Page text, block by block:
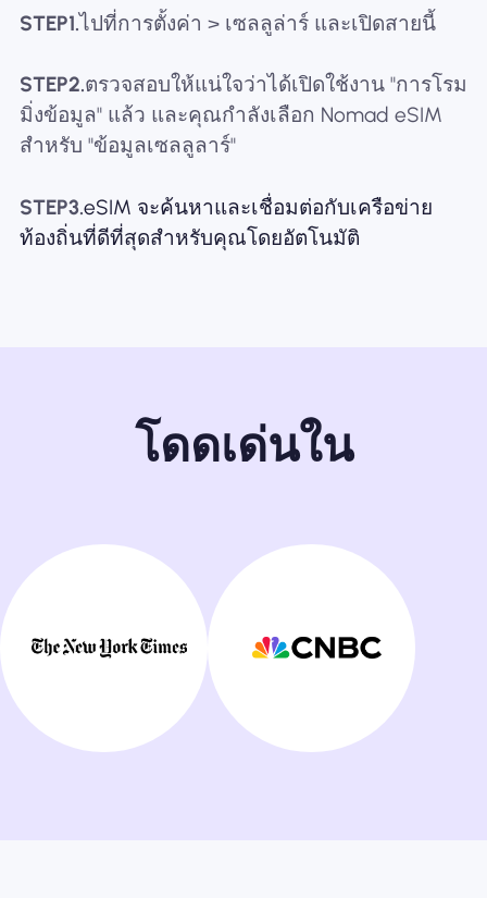
STEP1.ไปที่การตั้งค่า > เซลลูล่าร์ และเปิดสายนี้
STEP2.ตรวจสอบให้แน่ใจว่าได้เปิดใช้งาน "การโรม
มิ่งข้อมูล" แล้ว และคุณกำลังเลือก Nomad eSIM
สำหรับ "ข้อมูลเซลลูลาร์"
STEP3.eSIM จะค้นหาและเชื่อมต่อกับเครือข่าย
ท้องถิ่นที่ดีที่สุดสำหรับคุณโดยอัตโนมัติ
โดดเด่นใน